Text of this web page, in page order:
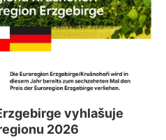
vyhlašuje
2026